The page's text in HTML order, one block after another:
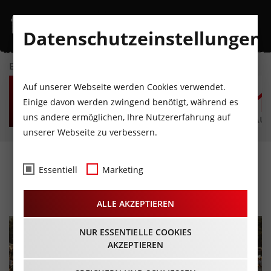
EVENTKALENDER
FR
7
AUGUST
SA
8
AUGUST
SO
9
AUGUST
MO
10
AUGUST
DI
11
AUGUST
Gans Anders Festival 2022
23.09.2022 - Beginn 12:00 Uhr
Datenschutzeinstellungen
Auf unserer Webseite werden Cookies verwendet.
Einige davon werden zwingend benötigt, während es
uns andere ermöglichen, Ihre Nutzererfahrung auf
unserer Webseite zu verbessern.
Essentiell Marketing
ALLE AKZEPTIEREN
NUR ESSENTIELLE COOKIES
AKZEPTIEREN